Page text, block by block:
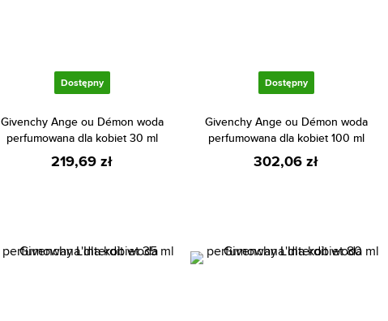
Dostępny
Givenchy Ange ou Démon woda
perfumowana dla kobiet 30 ml
219,69 zł
Dostępny
Givenchy Ange ou Démon woda
perfumowana dla kobiet 100 ml
302,06 zł